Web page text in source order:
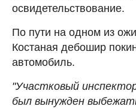
освидетельствование.
По пути на одном из
Костаная дебошир
автомобиль.
"Участковый
был вынужден